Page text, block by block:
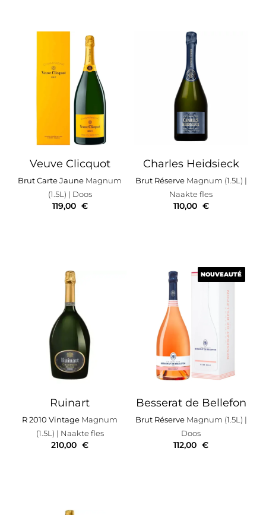
Veuve Clicquot
Brut Carte Jaune Magnum
(1.5L) | Doos
119,00 €
Charles Heidsieck
Brut Réserve Magnum (1.5L) |
Naakte fles
110,00 €
Ruinart
R 2010 Vintage Magnum
(1.5L) | Naakte fles
210,00 €
NOUVEAUTÉ
Besserat de Bellefon
Brut Réserve Magnum (1.5L) |
Doos
NOUVEAUTÉ
112,00 €